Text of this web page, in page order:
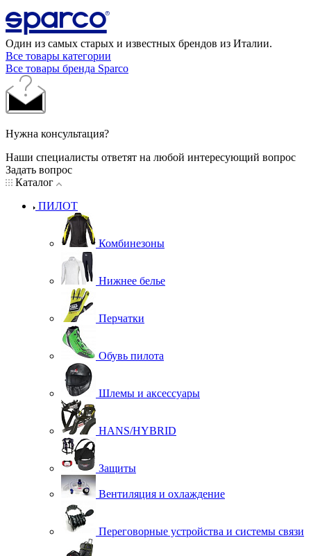
Один из самых старых и известных брендов из Италии.
Все товары категории
Все товары бренда Sparco
Нужна консультация?
Наши специалисты ответят на любой интересующий вопрос
Задать вопрос
Каталог
ПИЛОТ
Комбинезоны
Нижнее белье
Перчатки
Обувь пилота
Шлемы и аксессуары
HANS/HYBRID
Защиты
Вентиляция и охлаждение
Переговорные устройства и системы связи